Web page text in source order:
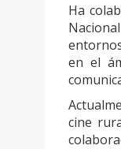
Ha
en el
cine